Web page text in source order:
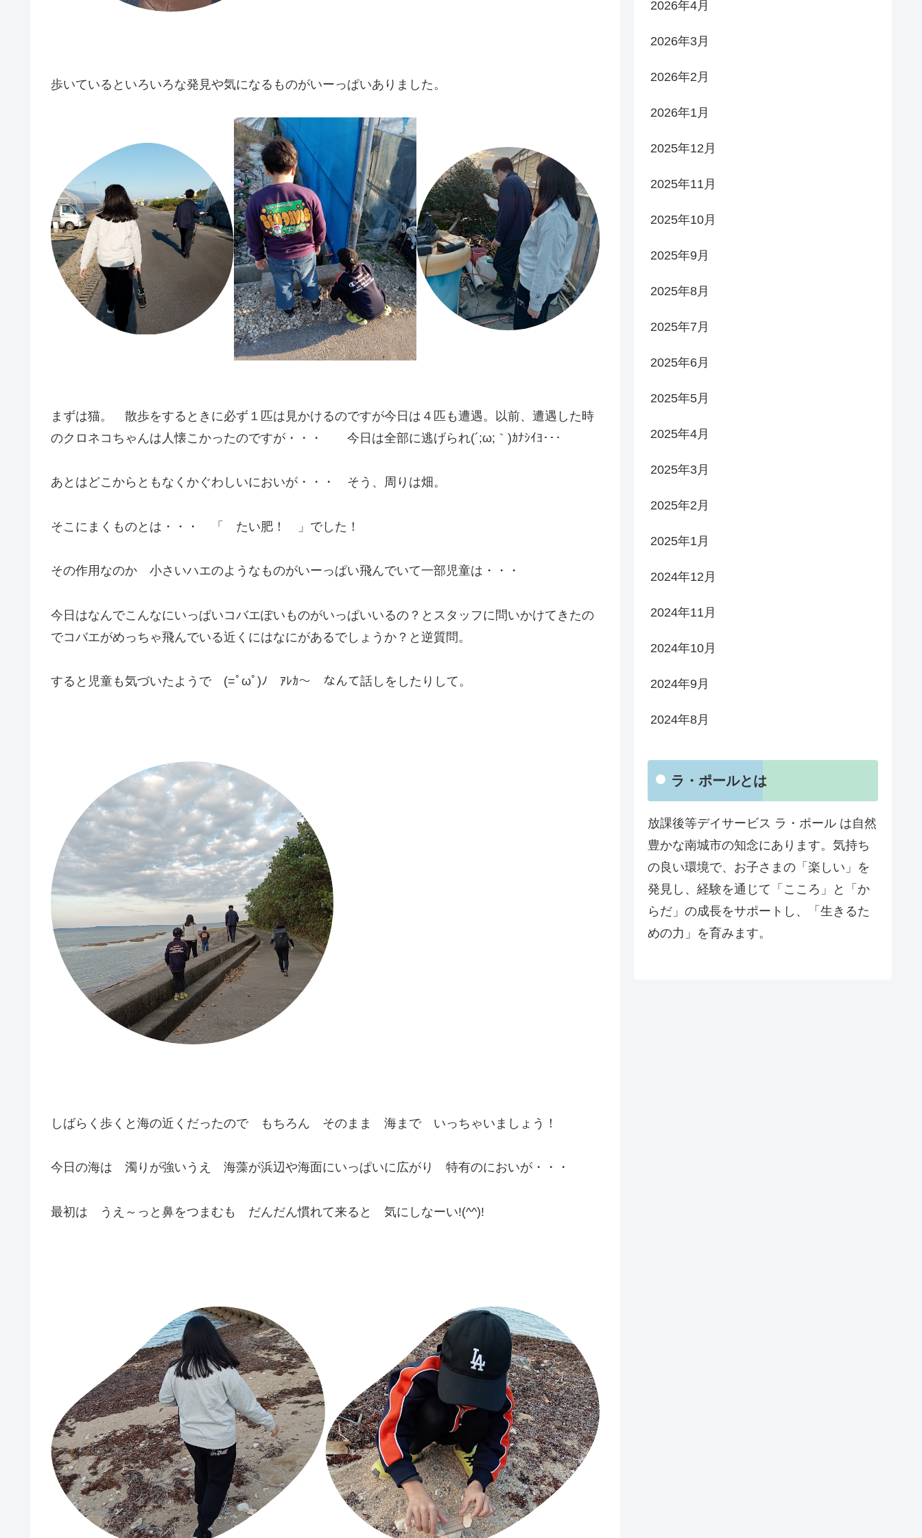
歩いているといろいろな発見や気になるものがいーっぱいありました。
まずは猫。 散歩をするときに必ず１匹は見かけるのですが今日は４匹も遭遇。以前、遭遇した時
のクロネコちゃんは人懐こかったのですが・・・ 今日は全部に逃げられ(´;ω;｀)ｶﾅｼｲﾖ･･･
あとはどこからともなくかぐわしいにおいが・・・ そう、周りは畑。
そこにまくものとは・・・ 「 たい肥！ 」でした！
その作用なのか 小さいハエのようなものがいーっぱい飛んでいて一部児童は・・・
今日はなんでこんなにいっぱいコバエぽいものがいっぱいいるの？とスタッフに問いかけてきたの
でコバエがめっちゃ飛んでいる近くにはなにがあるでしょうか？と逆質問。
すると児童も気づいたようで (=ﾟωﾟ)ﾉ ｱﾚｶ～ なんて話しをしたりして。
しばらく歩くと海の近くだったので もちろん そのまま 海まで いっちゃいましょう！
今日の海は 濁りが強いうえ 海藻が浜辺や海面にいっぱいに広がり 特有のにおいが・・・
最初は うえ～っと鼻をつまむも だんだん慣れて来ると 気にしなーい!(^^)!
2026年4月
2026年3月
2026年2月
2026年1月
2025年12月
2025年11月
2025年10月
2025年9月
2025年8月
2025年7月
2025年6月
2025年5月
2025年4月
2025年3月
2025年2月
2025年1月
2024年12月
2024年11月
2024年10月
2024年9月
2024年8月
ラ・ポールとは
放課後等デイサービス ラ・ポール は自然
豊かな南城市の知念にあります。気持ち
の良い環境で、お子さまの「楽しい」を
発見し、経験を通じて「こころ」と「か
らだ」の成長をサポートし、「生きるた
めの力」を育みます。